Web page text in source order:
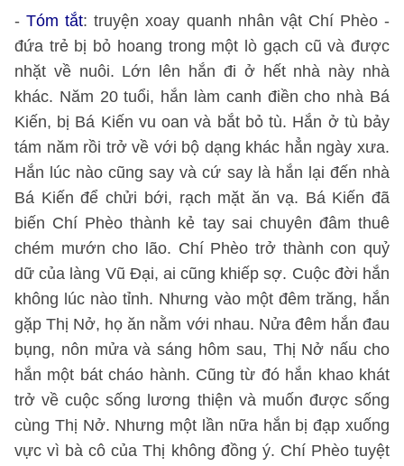
-Tóm tắt: truyện xoay quanh nhân vật Chí Phèo -
đứa trẻ bị bỏ hoang trong một lò gạch cũ và được
nhặt về nuôi. Lớn lên hắn đi ở hết nhà này nhà
khác. Năm 20 tuổi, hắn làm canh điền cho nhà Bá
Kiến, bị Bá Kiến vu oan và bắt bỏ tù. Hắn ở tù bảy
tám năm rồi trở về với bộ dạng khác hẳn ngày xưa.
Hắn lúc nào cũng say và cứ say là hắn lại đến nhà
Bá Kiến để chửi bới, rạch mặt ăn vạ. Bá Kiến đã
biến Chí Phèo thành kẻ tay sai chuyên đâm thuê
chém mướn cho lão. Chí Phèo trở thành con quỷ
dữ của làng Vũ Đại, ai cũng khiếp sợ. Cuộc đời hắn
không lúc nào tỉnh. Nhưng vào một đêm trăng, hắn
gặp Thị Nở, họ ăn nằm với nhau. Nửa đêm hắn đau
bụng, nôn mửa và sáng hôm sau, Thị Nở nấu cho
hắn một bát cháo hành. Cũng từ đó hắn khao khát
trở về cuộc sống lương thiện và muốn được sống
cùng Thị Nở. Nhưng một lần nữa hắn bị đạp xuống
vực vì bà cô của Thị không đồng ý. Chí Phèo tuyệt